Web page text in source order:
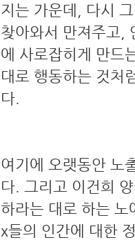
지는 가운데, 다시
찾아와서 만져주고,
에 사로잡히게 만드
대로 행동하는 것처
다.
여기에 오랫동안 노
다. 그리고 이건희
하라는 대로 하는
x들의 인간에 대한